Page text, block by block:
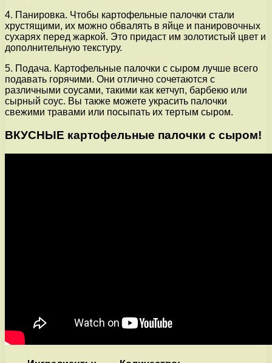
4. Панировка. Чтобы картофельные палочки стали
хрустящими, их можно обвалять в яйце и панировочных
сухарях перед жаркой. Это придаст им золотистый цвет и
дополнительную текстуру.
5. Подача. Картофельные палочки с сыром лучше всего
подавать горячими. Они отлично сочетаются с
различными соусами, такими как кетчуп, барбекю или
сырный соус. Вы также можете украсить палочки
свежими травами или посыпать их тертым сыром.
ВКУСНЫЕ картофельные палочки с сыром!